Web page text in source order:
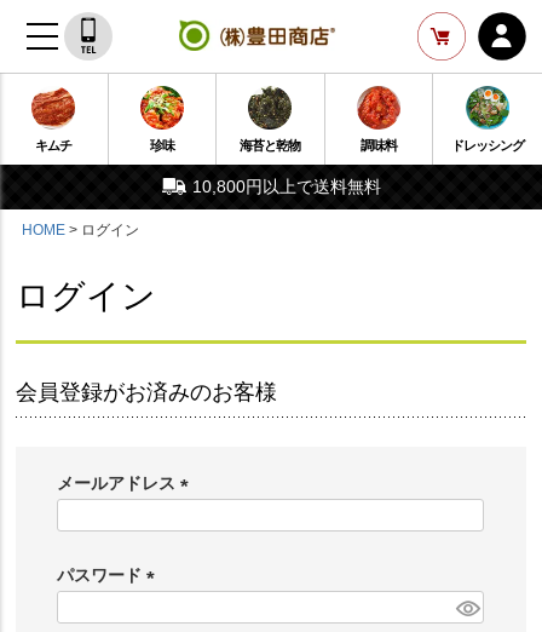
キムチ 珍味 海苔と乾物 調味料 ドレッシング
10,800円以上で送料無料
HOME ログイン
ログイン
会員登録がお済みのお客様
メールアドレス
パスワード